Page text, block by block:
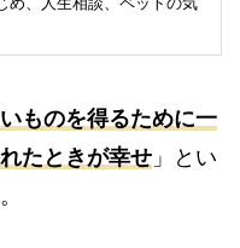
ものを得るために一
たときが幸せ 」とい